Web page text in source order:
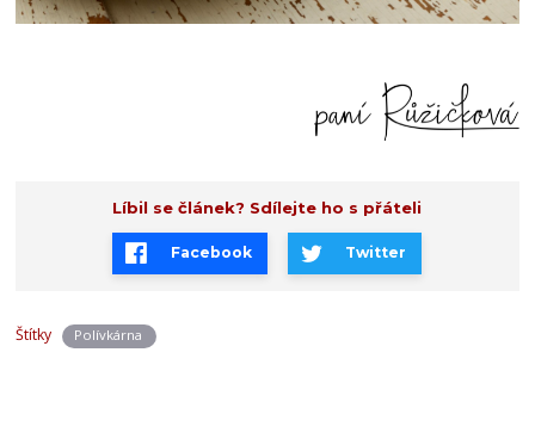
Líbil se článek? Sdílejte ho s přáteli
Facebook Twitter
Štítky Polívkárna